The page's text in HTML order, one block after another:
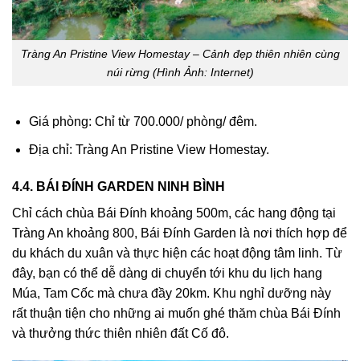
Tràng An Pristine View Homestay – Cảnh đẹp thiên nhiên cùng
núi rừng (Hình Ảnh: Internet)
Giá phòng: Chỉ từ 700.000/ phòng/ đêm.
Địa chỉ: Tràng An Pristine View Homestay.
4.4. BÁI ĐÍNH GARDEN NINH BÌNH
Chỉ cách chùa Bái Đính khoảng 500m, các hang động tại
Tràng An khoảng 800, Bái Đính Garden là nơi thích hợp để
du khách du xuân và thực hiện các hoạt động tâm linh. Từ
đây, bạn có thể dễ dàng di chuyển tới khu du lịch hang
Múa, Tam Cốc mà chưa đầy 20km. Khu nghỉ dưỡng này
rất thuận tiện cho những ai muốn ghé thăm chùa Bái Đính
và thưởng thức thiên nhiên đất Cố đô.